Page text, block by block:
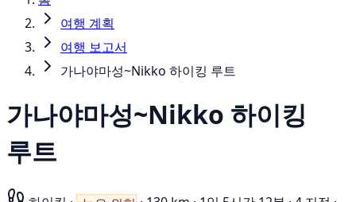
여행 계획
여행 보고서
가나야마성~Nikko 하이킹 루트
가나야마성~Nikko 하이킹
루트